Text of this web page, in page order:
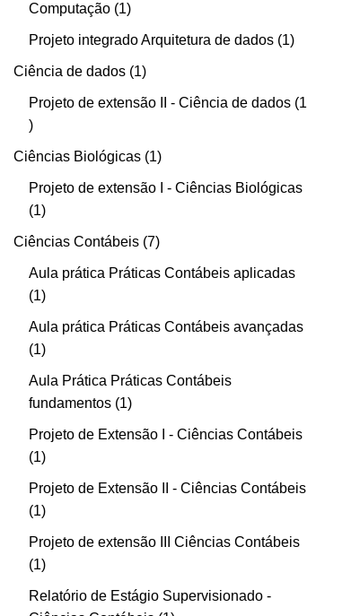
Computação 1
Projeto integrado Arquitetura de dados 1
Ciência de dados 1
Projeto de extensão II - Ciência de dados 1
Ciências Biológicas 1
Projeto de extensão I - Ciências Biológicas
1
Ciências Contábeis 7
Aula prática Práticas Contábeis aplicadas
1
Aula prática Práticas Contábeis avançadas
1
Aula Prática Práticas Contábeis
fundamentos 1
Projeto de Extensão I - Ciências Contábeis
1
Projeto de Extensão II - Ciências Contábeis
1
Projeto de extensão III Ciências Contábeis
1
Relatório de Estágio Supervisionado -